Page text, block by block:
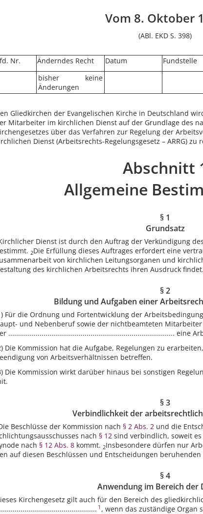
Vom 8. Oktober
(ABl. EKD S. 398)
Nr. Änderndes Recht Datum Fundstelle
bisher keine
Änderungen
Gliedkirchen der Evangelischen Kirche in Deutschland
Mitarbeiter im kirchlichen Dienst auf der Grundlage des
über das Verfahren zur Regelung der
Dienst (Arbeitsrechts-Regelungsgesetz – ARRG) zu
Abschnitt
Allgemeine
§ 1
Grundsatz
Dienst ist durch den Auftrag der Verkündigung
2Die Erfüllung dieses Auftrages erfordert eine
von kirchlichen Leitungsorganen und
des kirchlichen Arbeitsrechts ihren Ausdruck findet.
§ 2
Bildung und Aufgaben einer
Für die Ordnung und Fortentwicklung der
und Nebenberuf sowie der nichtbeamteten
..................................................................................... eine
Die Kommission hat die Aufgabe, Regelungen zu
von Arbeitsverhältnissen betreffen.
Die Kommission wirkt darüber hinaus bei sonstigen
§ 3
Verbindlichkeit der
Beschlüsse der Kommission nach § 2 Abs. 2 und die
nach § 12 sind verbindlich, soweit
nach § 12 Abs. 8 kommt. 2Insbesondere dürfen nur
auf diesen Beschlüssen und Entscheidungen
§ 4
Anwendung im Bereich der
Kirchengesetz gilt auch für den Bereich des
1 , wenn das zuständige Organ